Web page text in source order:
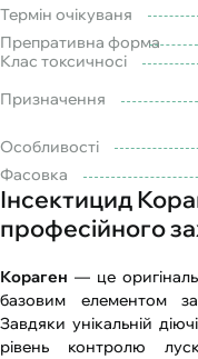
Термін очікуваня
Препративна форма
Клас токсичносі
Призначення
Особливості
Фасовка
Інсектицид
професійного
Кораген — це
базовим елементом
Завдяки унікальній
рівень контролю